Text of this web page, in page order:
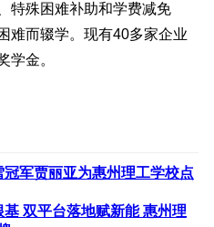
特殊困难补助和学费减免
难而辍学。现有40多家企业
学金。
军贾丽亚为惠州理工学校点
双平台落地赋新能 惠州理